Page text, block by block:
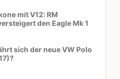
mit V12: RM
den Eagle Mk 1
sich der neue VW Polo